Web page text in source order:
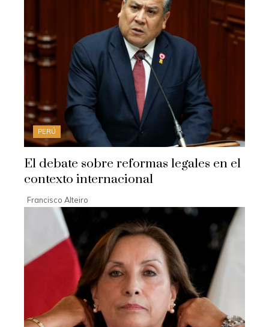
PERÚ
El debate sobre reformas legales en el
contexto internacional
Francisco Alteiro